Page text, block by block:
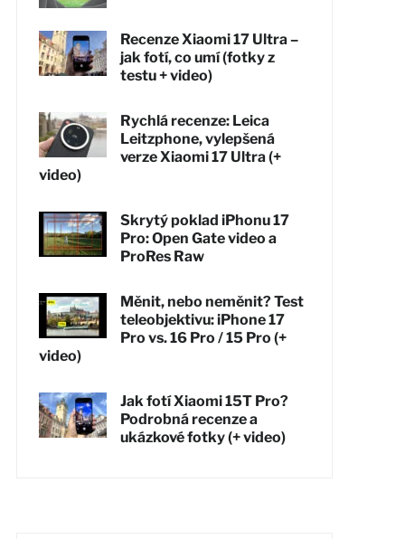
Recenze Xiaomi 17 Ultra –
jak fotí, co umí (fotky z
testu + video)
Rychlá recenze: Leica
Leitzphone, vylepšená
verze Xiaomi 17 Ultra (+
video)
Skrytý poklad iPhonu 17
Pro: Open Gate video a
ProRes Raw
Měnit, nebo neměnit? Test
teleobjektivu: iPhone 17
Pro vs. 16 Pro / 15 Pro (+
video)
Jak fotí Xiaomi 15T Pro?
Podrobná recenze a
ukázkové fotky (+ video)